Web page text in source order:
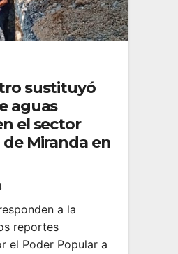
sustituyó
aguas
el sector
de Miranda en
a la
reportes
el Poder Popular a